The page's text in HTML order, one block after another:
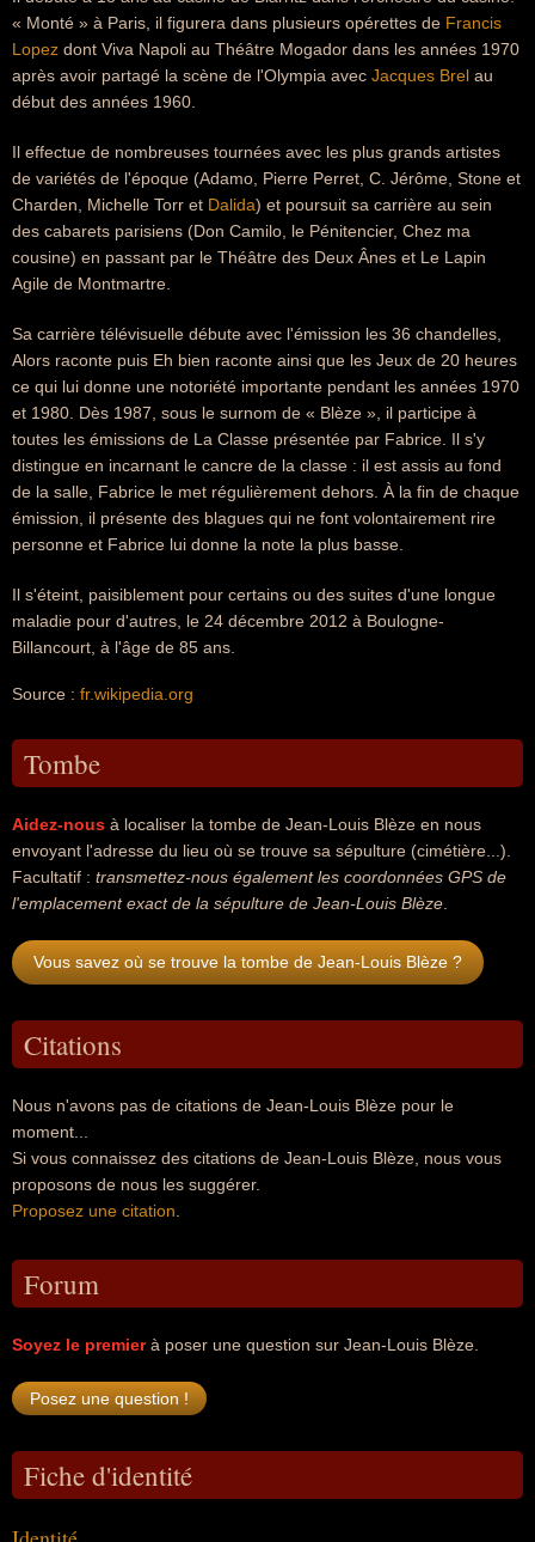
« Monté » à Paris, il figurera dans plusieurs opérettes de Francis
Lopez dont Viva Napoli au Théâtre Mogador dans les années 1970
après avoir partagé la scène de l'Olympia avec Jacques Brel au
début des années 1960.
Il effectue de nombreuses tournées avec les plus grands artistes
de variétés de l'époque (Adamo, Pierre Perret, C. Jérôme, Stone et
Charden, Michelle Torr et Dalida) et poursuit sa carrière au sein
des cabarets parisiens (Don Camilo, le Pénitencier, Chez ma
cousine) en passant par le Théâtre des Deux Ânes et Le Lapin
Agile de Montmartre.
Sa carrière télévisuelle débute avec l'émission les 36 chandelles,
Alors raconte puis Eh bien raconte ainsi que les Jeux de 20 heures
ce qui lui donne une notoriété importante pendant les années 1970
et 1980. Dès 1987, sous le surnom de « Blèze », il participe à
toutes les émissions de La Classe présentée par Fabrice. Il s'y
distingue en incarnant le cancre de la classe : il est assis au fond
de la salle, Fabrice le met régulièrement dehors. À la fin de chaque
émission, il présente des blagues qui ne font volontairement rire
personne et Fabrice lui donne la note la plus basse.
Il s'éteint, paisiblement pour certains ou des suites d'une longue
maladie pour d'autres, le 24 décembre 2012 à Boulogne-
Billancourt, à l'âge de 85 ans.
Source : fr.wikipedia.org
Tombe
Aidez-nous à localiser la tombe de Jean-Louis Blèze en nous
envoyant l'adresse du lieu où se trouve sa sépulture (cimétière...).
Facultatif : transmettez-nous également les coordonnées GPS de
l'emplacement exact de la sépulture de Jean-Louis Blèze
Vous savez où se trouve la tombe de Jean-Louis Blèze ?
Citations
Nous n'avons pas de citations de Jean-Louis Blèze pour le
moment...
Si vous connaissez des citations de Jean-Louis Blèze, nous vous
proposons de nous les suggérer.
Proposez une citation
Forum
Soyez le premierà poser une question sur Jean-Louis Blèze.
Fiche d'identité